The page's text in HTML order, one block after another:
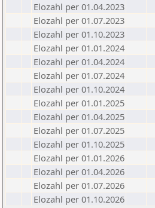
Elozahl per 01.04.2023
Elozahl per 01.07.2023
Elozahl per 01.10.2023
Elozahl per 01.01.2024
Elozahl per 01.04.2024
Elozahl per 01.07.2024
Elozahl per 01.10.2024
Elozahl per 01.01.2025
Elozahl per 01.04.2025
Elozahl per 01.07.2025
Elozahl per 01.10.2025
Elozahl per 01.01.2026
Elozahl per 01.04.2026
Elozahl per 01.07.2026
Elozahl per 01.10.2026